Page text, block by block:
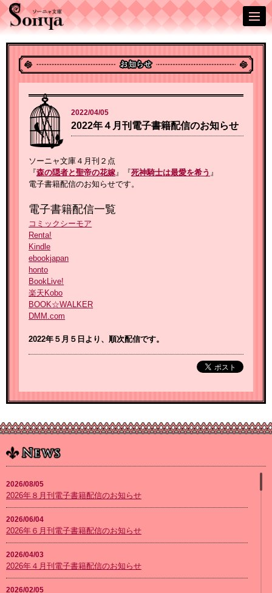
2022/04/05
2022年４月刊電子書籍配信のお知らせ
ソーニャ文庫４月刊２点
『森の隠者と聖帝の花嫁 』『死神騎士は最愛を希う 』
電子書籍配信のお知らせです。
電子書籍配信一覧
コミックシーモア
Renta!
Kindle
ebookjapan
honto
BookLive!
楽天Kobo
BOOK☆WALKER
DMM.com
2022年５月５ 日より、順次配信です。
2026/08/05
2026年８月刊電子書籍配信のお知らせ
2026/06/04
2026年６月刊電子書籍配信のお知らせ
2026/04/03
2026年４月刊電子書籍配信のお知らせ
2026/02/05